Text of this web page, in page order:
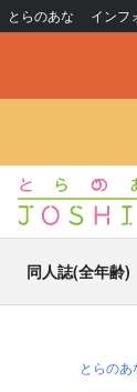
とらのあな インフ
同人誌(全年齢)
とらのあ